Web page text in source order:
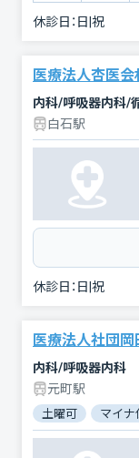
休診日： 日|祝
医療法人杏医
白石駅
休診日： 日|祝
医療法人社団
内科/呼吸器内科
元町駅
土曜可 マイナ